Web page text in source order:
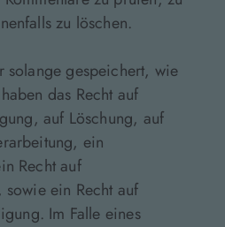
zu löschen.
solange gespeichert, wie
das Recht auf
auf Löschung, auf
ein
Recht auf
ein Recht auf
Im Falle eines